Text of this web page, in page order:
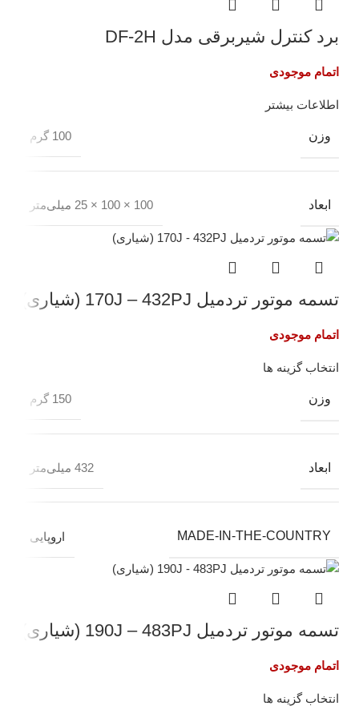
برد کنترل شیربرقی مدل DF-2H
اتمام موجودی
اطلاعات بیشتر
وزن 100 گرم
ابعاد 100 × 100 × 25 میلی‌متر
تسمه موتور تردمیل 170J – 432PJ (شیاری)
اتمام موجودی
انتخاب گزینه ها
وزن 150 گرم
ابعاد 432 میلی‌متر
MADE-IN-THE-COUNTRY اروپایی
تسمه موتور تردمیل 190J – 483PJ (شیاری)
اتمام موجودی
انتخاب گزینه ها